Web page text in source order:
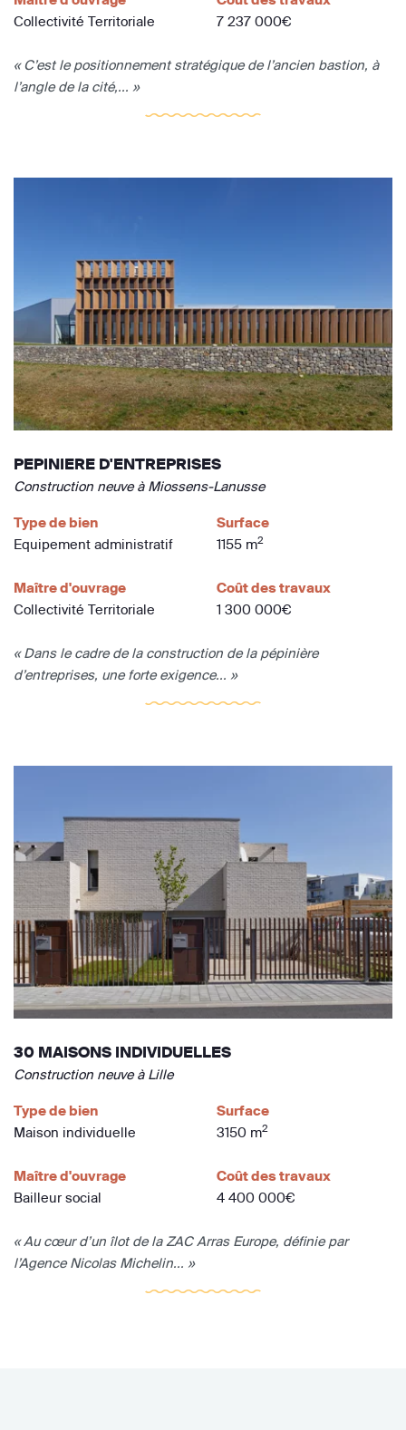
Collectivité Territoriale
7 237 000€
« C’est le positionnement stratégique de l’ancien bastion, à
l’angle de la cité,... »
PEPINIERE D'ENTREPRISES
Construction neuve à Miossens-Lanusse
Type de bien
Equipement administratif
Surface
1155 m2
Maître d'ouvrage
Collectivité Territoriale
Coût des travaux
1 300 000€
« Dans le cadre de la construction de la pépinière
d’entreprises, une forte exigence... »
30 MAISONS INDIVIDUELLES
Construction neuve à Lille
Type de bien
Maison individuelle
Surface
3150 m2
Maître d'ouvrage
Bailleur social
Coût des travaux
4 400 000€
« Au cœur d’un îlot de la ZAC Arras Europe, définie par
l’Agence Nicolas Michelin... »